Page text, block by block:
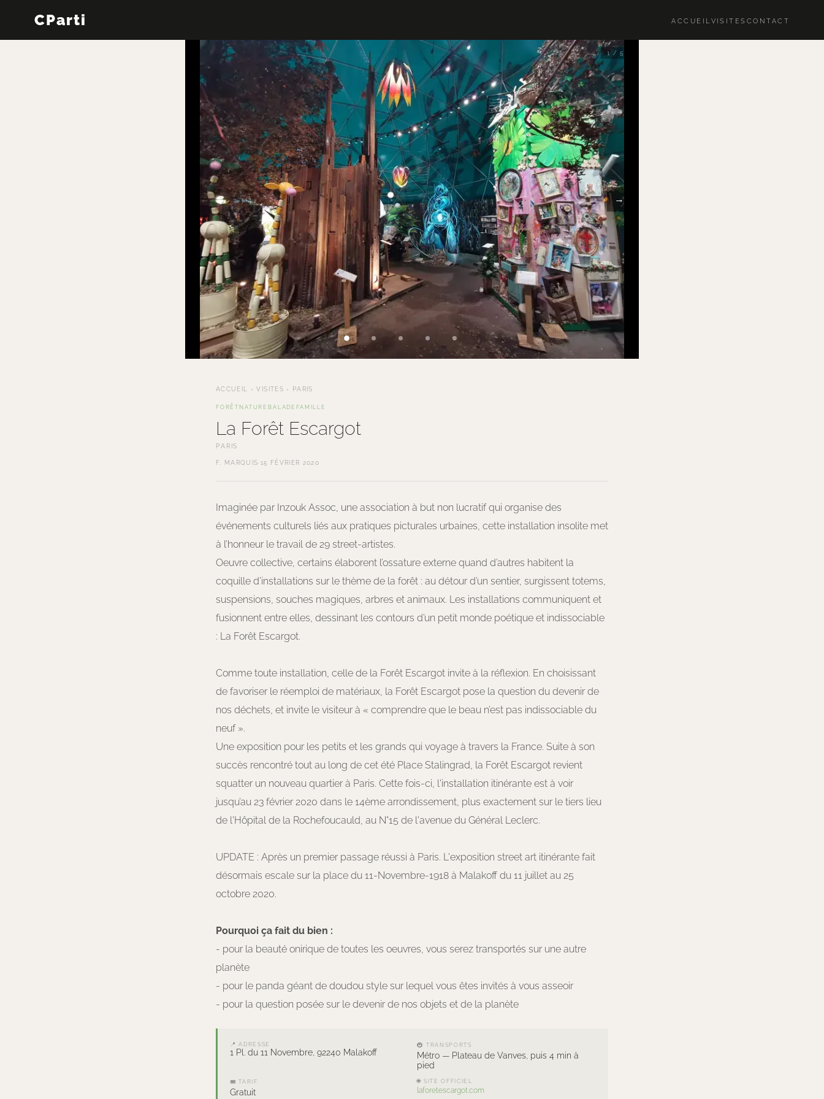
CParti ACCUEILVISITES CONTACT
← →
1 / 5
ACCUEIL ›VISITES › PARIS
FORÊTNATUREBALADEFAMILLE
La Forêt Escargot
PARIS
F. MARQUIS· 15 FÉVRIER 2020
Imaginée par Inzouk Assoc, une association à but non lucratif qui organise des
événements culturels liés aux pratiques picturales urbaines, cette installation insolite met
à l’honneur le travail de 29 street-artistes.
Oeuvre collective, certains élaborent l’ossature externe quand d’autres habitent la
coquille d’installations sur le thème de la forêt : au détour d’un sentier, surgissent totems,
suspensions, souches magiques, arbres et animaux. Les installations communiquent et
fusionnent entre elles, dessinant les contours d’un petit monde poétique et indissociable
: La Forêt Escargot.
Comme toute installation, celle de la Forêt Escargot invite à la réflexion. En choisissant
de favoriser le réemploi de matériaux, la Forêt Escargot pose la question du devenir de
nos déchets, et invite le visiteur à « comprendre que le beau n’est pas indissociable du
neuf ».
Une exposition pour les petits et les grands qui voyage à travers la France. Suite à son
succès rencontré tout au long de cet été Place Stalingrad, la Forêt Escargot revient
squatter un nouveau quartier à Paris. Cette fois-ci, l'installation itinérante est à voir
jusqu’au 23 février 2020 dans le 14ème arrondissement, plus exactement sur le tiers lieu
de l'Hôpital de la Rochefoucauld, au N°15 de l'avenue du Général Leclerc.
UPDATE : Après un premier passage réussi à Paris. L'exposition street art itinérante fait
désormais escale sur la place du 11-Novembre-1918 à Malakoff du 11 juillet au 25
octobre 2020.
Pourquoi ça fait du bien :
- pour la beauté onirique de toutes les oeuvres, vous serez transportés sur une autre
planète
- pour le panda géant de doudou style sur lequel vous êtes invités à vous asseoir
- pour la question posée sur le devenir de nos objets et de la planète
📍 ADRESSE
1 Pl. du 11 Novembre, 92240 Malakoff
🚇 TRANSPORTS
Métro — Plateau de Vanves, puis 4 min à
pied
🎟 TARIF
Gratuit
🌐 SITE OFFICIEL
laforetescargot.com